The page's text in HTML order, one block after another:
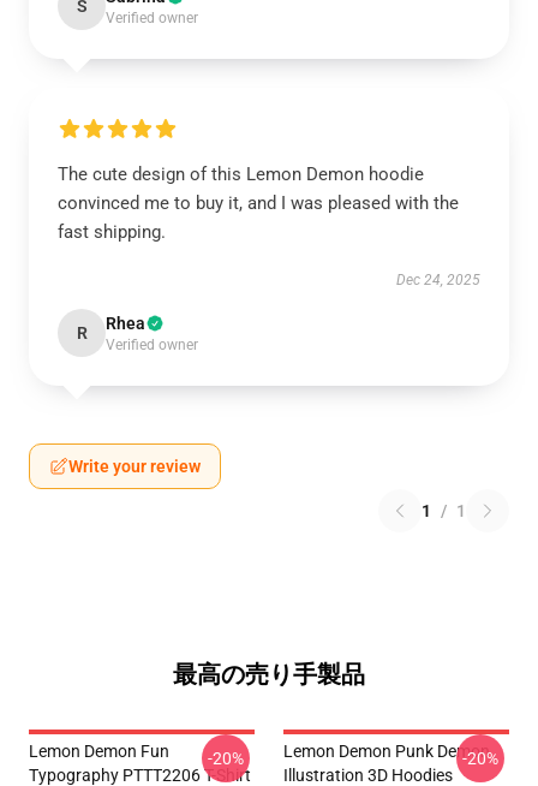
S
Verified owner
The cute design of this Lemon Demon hoodie
convinced me to buy it, and I was pleased with the
fast shipping.
Dec 24, 2025
R Rhea
Verified owner
Write your review
1 / 1
最高の売り手製品
Lemon Demon Fun
Typography PTTT2206 T-Shirt
-20%
Lemon Demon Punk Demon
Illustration 3D Hoodies
-20%